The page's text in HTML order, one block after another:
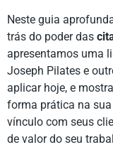
Neste guia
trás do poder das
apresentamos uma
Joseph Pilates e
aplicar hoje, e
forma prática na
vínculo com seus
de valor do seu